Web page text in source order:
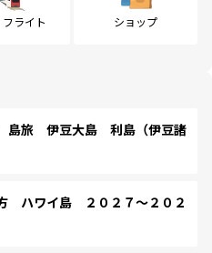
ライト ショップ
島旅 伊豆大島 利島（伊豆諸
ハワイ島 ２０２７～２０２